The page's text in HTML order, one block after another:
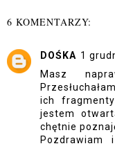
6 KOMENTARZY:
DOŚKA 1
Masz
ich
jestem
chętnie
Pozdrawiam